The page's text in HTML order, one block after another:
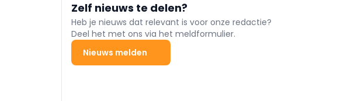
Zelf nieuws te delen?
Heb je nieuws dat relevant is voor onze redactie?
Deel het met ons via het meldformulier.
Nieuws melden